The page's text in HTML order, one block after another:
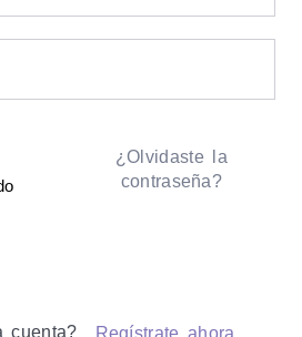
¿Olvidaste la
contraseña?
cuenta? Regístrate ahora